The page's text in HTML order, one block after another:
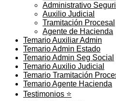
Administrativo
Auxilio Judicial
Tramitación Procesal
Agente de Hacienda
Temario Auxiliar Admin
Temario Admin Estado
Temario Admin Seg Social
Temario Auxilio Judicial
Temario Tramitación
Temario Agente Hacienda
Testimonios ⭐️